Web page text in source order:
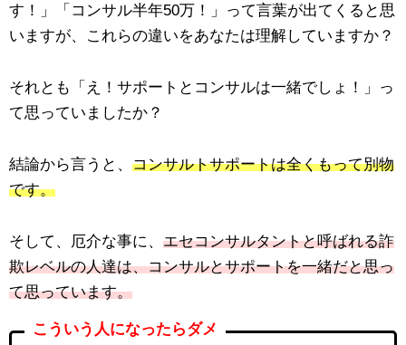
す！」「コンサル半年50万！」って言葉が出てくると思
いますが、これらの違いをあなたは理解していますか？
それとも「え！サポートとコンサルは一緒でしょ！」っ
て思っていましたか？
結論から言うと、 コンサルトサポートは全くもって別物
です。
そして、厄介な事に、 エセコンサルタントと呼ばれる詐
欺レベルの人達は、コンサルとサポートを一緒だと思っ
て思っています。
こういう人になったらダメ